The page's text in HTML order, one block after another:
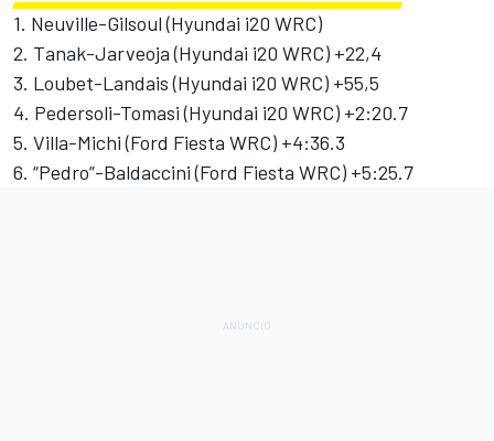
1. Neuville-Gilsoul (Hyundai i20 WRC)
2. Tanak-Jarveoja (Hyundai i20 WRC) +22,4
3. Loubet-Landais (Hyundai i20 WRC) +55,5
4. Pedersoli-Tomasi (Hyundai i20 WRC) +2:20.7
5. Villa-Michi (Ford Fiesta WRC) +4:36.3
6. “Pedro”-Baldaccini (Ford Fiesta WRC) +5:25.7